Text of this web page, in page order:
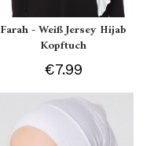
Farah - Weiß Jersey Hijab
Kopftuch
€7.99